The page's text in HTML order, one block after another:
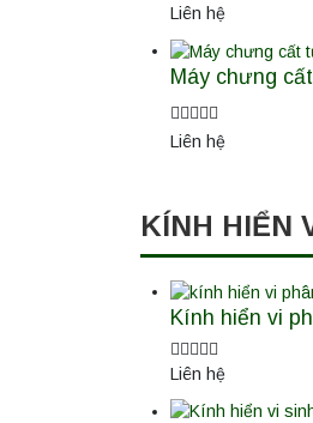
Liên hệ
Máy chưng
Liên hệ
KÍNH HIỂN
Kính hiển vi
Liên hệ